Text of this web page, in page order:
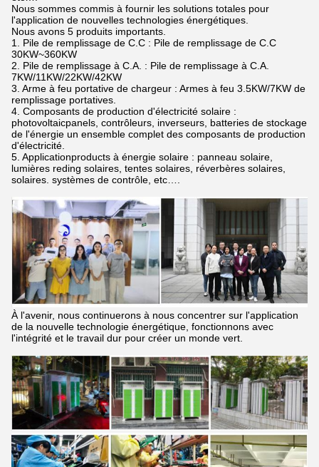
Nous sommes commis à fournir les solutions totales pour
l'application de nouvelles technologies énergétiques.
Nous avons 5 produits importants.
1. Pile de remplissage de C.C : Pile de remplissage de C.C
30KW~360KW
2. Pile de remplissage à C.A. : Pile de remplissage à C.A.
7KW/11KW/22KW/42KW
3. Arme à feu portative de chargeur : Armes à feu 3.5KW/7KW de
remplissage portatives.
4. Composants de production d'électricité solaire :
photovoltaicpanels, contrôleurs, inverseurs, batteries de stockage
de l'énergie un ensemble complet des composants de production
d'électricité.
5. Applicationproducts à énergie solaire : panneau solaire,
lumières reding solaires, tentes solaires, réverbères solaires,
solaires. systèmes de contrôle, etc….
À l'avenir, nous continuerons à nous concentrer sur l'application
de la nouvelle technologie énergétique, fonctionnons avec
l'intégrité et le travail dur pour créer un monde vert.